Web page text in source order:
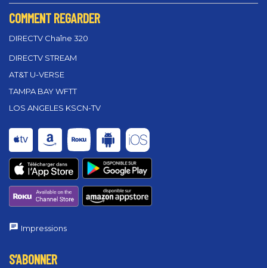
COMMENT REGARDER
DIRECTV Chaîne 320
DIRECTV STREAM
AT&T U-VERSE
TAMPA BAY WFTT
LOS ANGELES KSCN-TV
Impressions
S’ABONNER